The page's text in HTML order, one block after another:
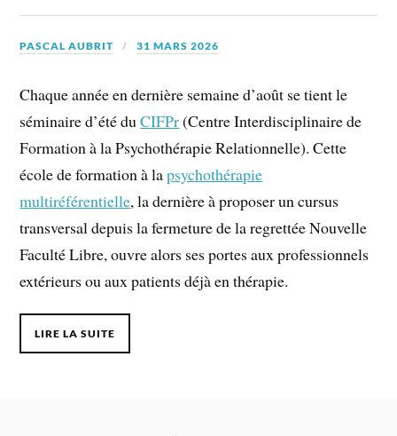
PASCAL AUBRIT 31 MARS 2026
Chaque année en dernière semaine d’août se tient le
séminaire d’été duCIFPr(Centre Interdisciplinaire de
Formation à la Psychothérapie Relationnelle). Cette
école de formation à lapsychothérapie
multiréférentielle, la dernière à proposer un cursus
transversal depuis la fermeture de la regrettée Nouvelle
Faculté Libre, ouvre alors ses portes aux professionnels
extérieurs ou aux patients déjà en thérapie.
LIRE LA SUITE